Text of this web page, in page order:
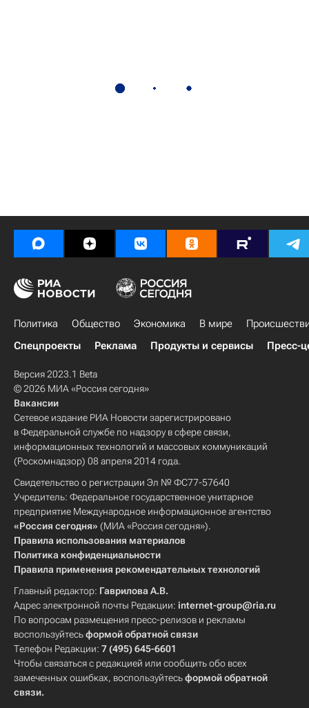
Политика Общество Экономика В мире
Спецпроекты
Реклама Продукты и сервисы Пресс-
Версия 2023.1 Beta
© 2026 МИА «Россия сегодня»
Вакансии
Сетевое издание РИА Новости зарегистрировано
в Федеральной службе по надзору в сфере связи,
информационных технологий и массовых коммуникаций
(Роскомнадзор) 08 апреля 2014 года.
Свидетельство о регистрации Эл № ФС77-57640
Учредитель: Федеральное государственное унитарное
предприятие Международное информационное агентство
«Россия сегодня» (МИА «Россия сегодня»).
Правила использования материалов
Политика конфиденциальности
Правила применения рекомендательных технологий
Главный редактор: Гаврилова А.В.
Адрес электронной почты Редакции: internet-group@ria.ru
По вопросам размещения пресс-релизов и рекламы
воспользуйтесьформой обратной связи
Телефон Редакции: 7 (495) 645-6601
Чтобы связаться с редакцией или сообщить обо всех
замеченных ошибках, воспользуйтесьформой обратной
связи.